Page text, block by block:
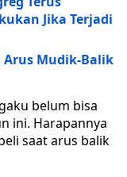
Jika Terjadi
Arus Mudik-Balik
belum bisa
ini. Harapannya
saat arus balik